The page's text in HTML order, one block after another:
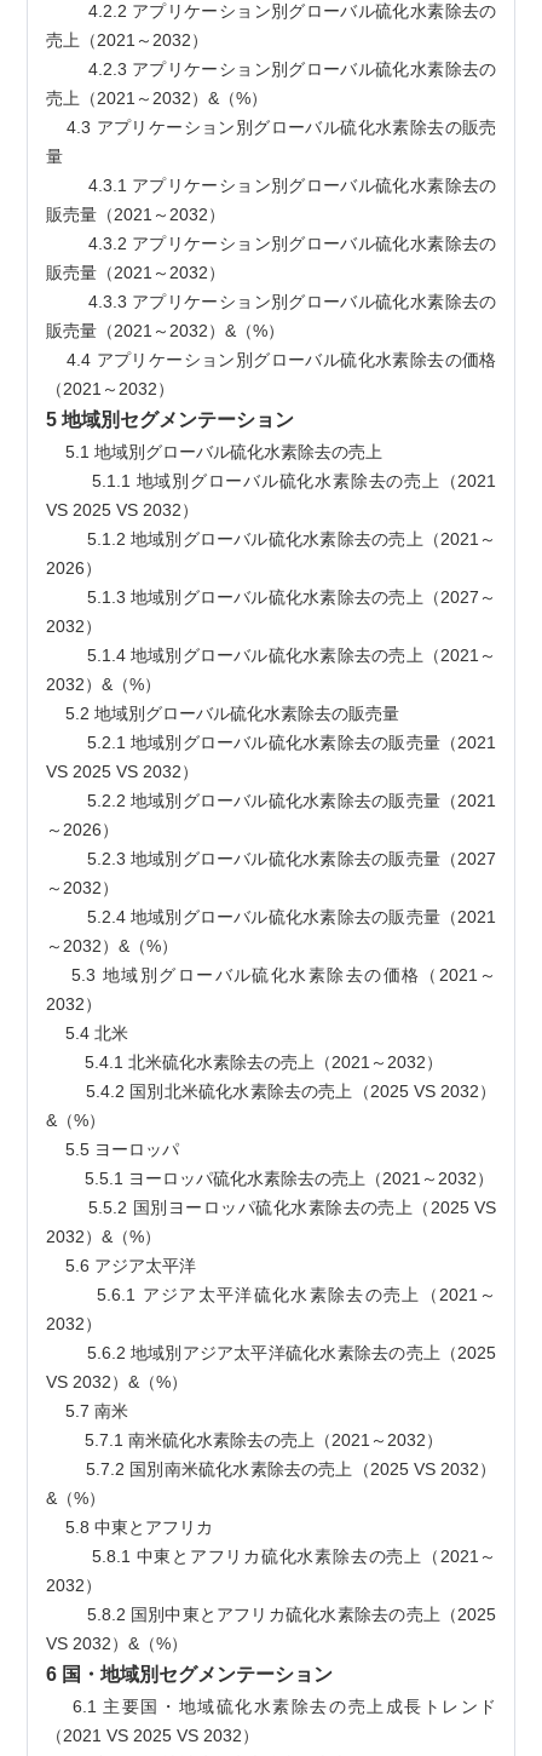
売上（2021～2032）
売上（2021～2032）&（%）
    4.3 アプリケーション別グローバル硫化水素除去の販売
量
販売量（2021～2032）
販売量（2021～2032）
販売量（2021～2032）&（%）
    4.4 アプリケーション別グローバル硫化水素除去の価格
（2021～2032）
5 地域別セグメンテーション
    5.1 地域別グローバル硫化水素除去の売上
VS 2025 VS 2032）
2026）
2032）
2032）&（%）
    5.2 地域別グローバル硫化水素除去の販売量
VS 2025 VS 2032）
～2026）
～2032）
～2032）&（%）
    5.3 地域別グローバル硫化水素除去の価格（2021～
2032）
    5.4 北米
        5.4.1 北米硫化水素除去の売上（2021～2032）
        5.4.2 国別北米硫化水素除去の売上（2025 VS 2032）
&（%）
    5.5 ヨーロッパ
        5.5.1 ヨーロッパ硫化水素除去の売上（2021～2032）
        5.5.2 国別ヨーロッパ硫化水素除去の売上（2025 VS
2032）&（%）
    5.6 アジア太平洋
        5.6.1 アジア太平洋硫化水素除去の売上（2021～
2032）
VS 2032）&（%）
    5.7 南米
        5.7.1 南米硫化水素除去の売上（2021～2032）
        5.7.2 国別南米硫化水素除去の売上（2025 VS 2032）
&（%）
    5.8 中東とアフリカ
2032）
VS 2032）&（%）
6 国・地域別セグメンテーション
（2021 VS 2025 VS 2032）